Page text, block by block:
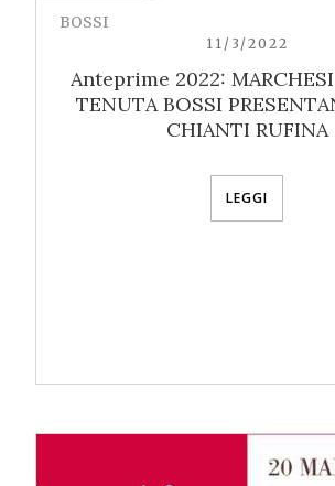
BOSSI
11/3/2022
Anteprime 2022:
TENUTA BOSSI
CHIANTI RUFINA
LEGGI